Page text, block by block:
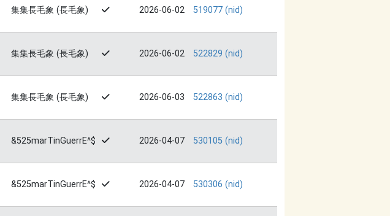
集集長毛象 (長毛象) 2026-06-02 519077 (nid)
集集長毛象 (長毛象) 2026-06-02 522829 (nid)
集集長毛象 (長毛象) 2026-06-03 522863 (nid)
&525marTinGuerrE^$ 2026-04-07 530105 (nid)
&525marTinGuerrE^$ 2026-04-07 530306 (nid)